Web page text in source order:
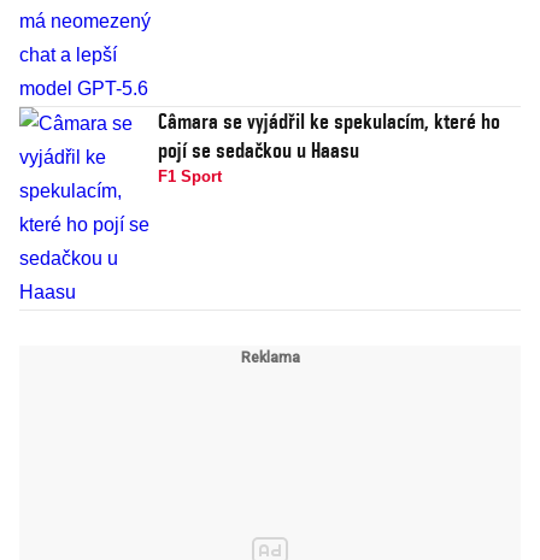
Câmara se vyjádřil ke spekulacím, které ho
pojí se sedačkou u Haasu
F1 Sport